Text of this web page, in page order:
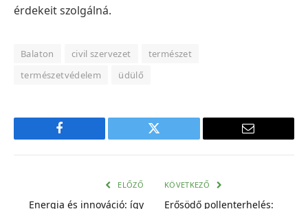
érdekeit szolgálná.
Balaton civil szervezet
természet
természetvédelem
üdülő
Facebook Twitter
E-
ELŐZŐ
Energia és innováció: így
KÖVETKEZŐ
Erősödő pollenterhelés: